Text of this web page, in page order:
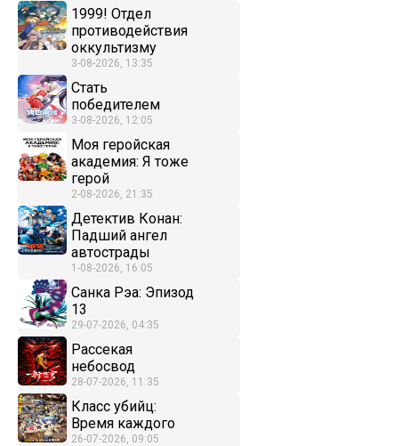
1999! Отдел
противодействия
оккультизму
3-08-2026, 13:35
Стать
победителем
3-08-2026, 12:05
Моя геройская
академия: Я тоже
герой
2-08-2026, 21:35
Детектив Конан:
Падший ангел
автострады
1-08-2026, 16:05
Санка Рэа: Эпизод
13
29-07-2026, 04:35
Рассекая
небосвод
28-07-2026, 11:35
Класс убийц:
Время каждого
26-07-2026, 09:05